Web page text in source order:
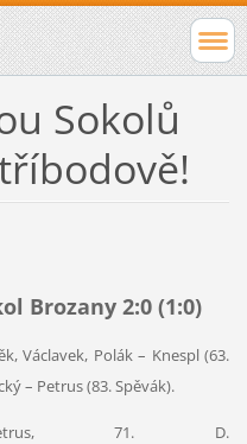
Sokolů
Brozany 2:0 (1:0)
Václavek, Polák – Knespl (63.
– Petrus (83. Spěvák).
71. D.